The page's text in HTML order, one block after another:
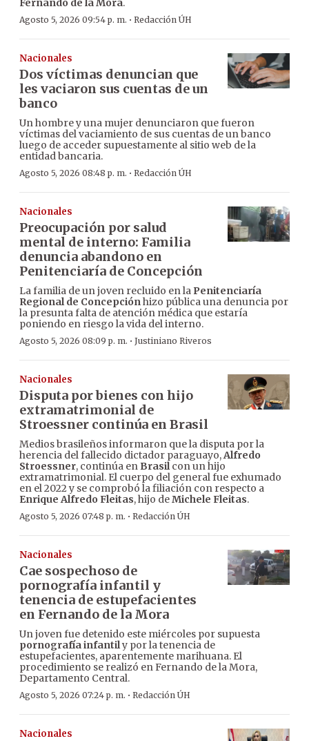
Fernando de la Mora.
Agosto 5, 2026 09:54 p. m. · Redacción ÚH
Nacionales
Dos víctimas denuncian que
les vaciaron sus cuentas de un
banco
Un hombre y una mujer denunciaron que fueron
víctimas del vaciamiento de sus cuentas de un banco
luego de acceder supuestamente al sitio web de la
entidad bancaria.
Agosto 5, 2026 08:48 p. m. · Redacción ÚH
Nacionales
Preocupación por salud
mental de interno: Familia
denuncia abandono en
Penitenciaría de Concepción
La familia de un joven recluido en la Penitenciaría
Regional de Concepciónhizo pública una denuncia por
la presunta falta de atención médica que estaría
poniendo en riesgo la vida del interno.
Agosto 5, 2026 08:09 p. m. · Justiniano Riveros
Nacionales
Disputa por bienes con hijo
extramatrimonial de
Stroessner continúa en Brasil
Medios brasileños informaron que la disputa por la
herencia del fallecido dictador paraguayo,Alfredo
Stroessner, continúa en Brasilcon un hijo
extramatrimonial. El cuerpo del general fue exhumado
en el 2022 y se comprobó la filiación con respecto a
Enrique Alfredo Fleitas, hijo deMichele Fleitas.
Agosto 5, 2026 07:48 p. m. · Redacción ÚH
Nacionales
Cae sospechoso de
pornografía infantil y
tenencia de estupefacientes
en Fernando de la Mora
Un joven fue detenido este miércoles por supuesta
pornografía infantily por la tenencia de
estupefacientes, aparentemente marihuana. El
procedimiento se realizó en Fernando de la Mora,
Departamento Central.
Agosto 5, 2026 07:24 p. m. · Redacción ÚH
Nacionales